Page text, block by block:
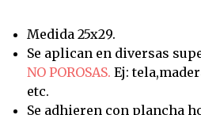
Medida 25x29.
Se aplican en diversas
NO POROSAS. Ej:
etc.
Se adhieren con plancha